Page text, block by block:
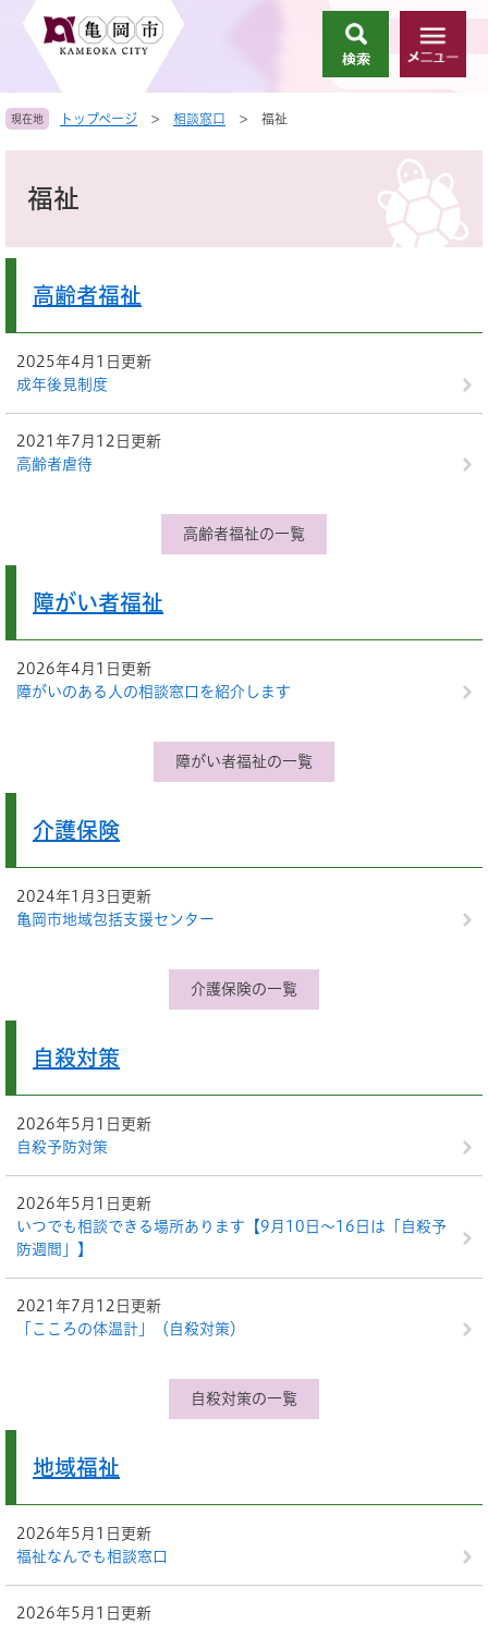
頭
で
飛
ば
へ
索
メ
ニ
現在地 トップページ > 相談窓口 > 福祉
福祉
高齢者福祉
2025年4月1日更新
成年後見制度
2021年7月12日更新
高齢者虐待
高齢者福祉の一覧
障がい者福祉
2026年4月1日更新
障がいのある人の相談窓口を紹介します
障がい者福祉の一覧
介護保険
2024年1月3日更新
亀岡市地域包括支援センター
介護保険の一覧
自殺対策
2026年5月1日更新
自殺予防対策
2026年5月1日更新
いつでも相談できる場所あります【9月10日～16日は「自殺予
防週間」】
2021年7月12日更新
「こころの体温計」（自殺対策）
自殺対策の一覧
地域福祉
2026年5月1日更新
福祉なんでも相談窓口
2026年5月1日更新